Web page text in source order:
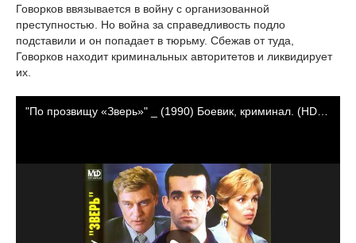
Говорков ввязывается в войну с организованной
преступностью. Но война за справедливость подло
подставили и он попадает в тюрьму. Сбежав от туда,
Говорков находит криминальных авторитетов и ликвидирует
их.